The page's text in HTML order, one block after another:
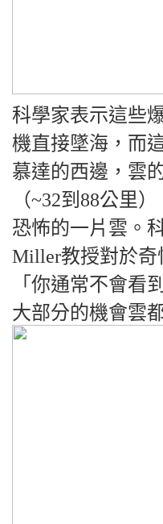
科學家表示這些
機直接墜海，而
慕達的西邊，雲
（~32到88公里
恐怖的一片雲。
Miller教授對於奇
「你通常不會看
大部分的機會雲